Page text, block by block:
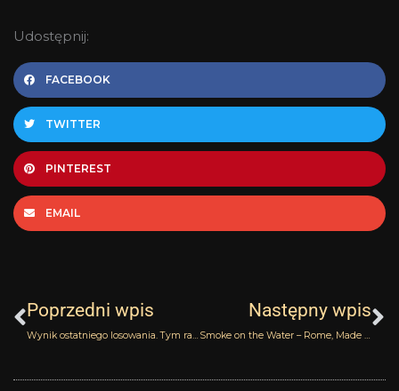
Udostępnij:
FACEBOOK
TWITTER
PINTEREST
EMAIL
Poprzedni wpis
Wynik ostatniego losowania. Tym razem trzy zestawy!
Następny wpis
Smoke on the Water – Rome, Made in Italy (Emotional Olfactive Landscapes)